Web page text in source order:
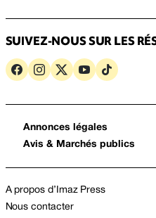
SUIVEZ-NOUS SUR LES
Annonces légales
Avis & Marchés publics
A propos d’Imaz Press
Nous contacter